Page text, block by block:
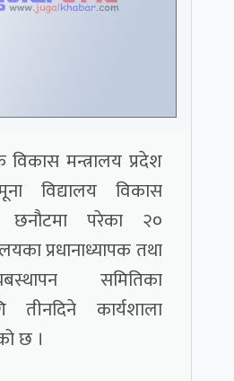
विकास मन्त्रालय प्रदेश
विद्यालय विकास
छनौटमा परेका २०
प्रधानाध्यापक तथा
समितिका
तीनदिने कार्यशाला
छ ।